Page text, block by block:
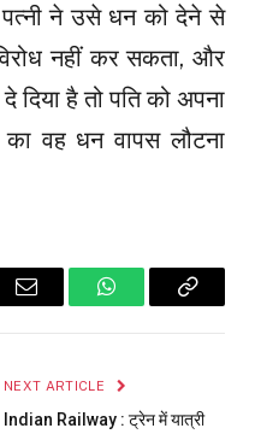
ने उसे धन को देने से
नहीं कर सकता, और
दिया है तो पति को अपना
वह धन वापस लौटना
Email WhatsAppCopy
NEXT ARTICLE
Indian Railway : ट्रेन में यात्री